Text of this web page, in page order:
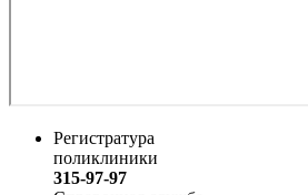
Регистратура
поликлиники
315-97-97